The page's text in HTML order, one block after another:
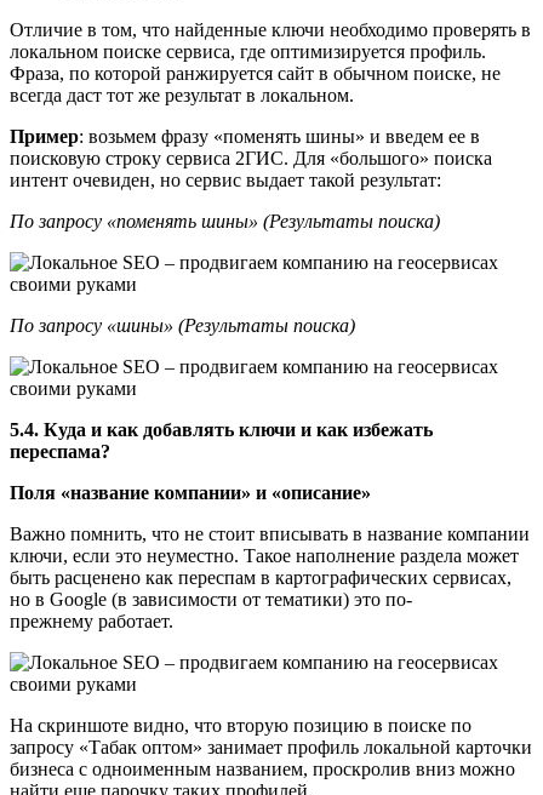
Отличие в том, что найденные ключи необходимо проверять в
локальном поиске сервиса, где оптимизируется профиль.
Фраза, по которой ранжируется сайт в обычном поиске, не
всегда даст тот же результат в локальном.
Пример: возьмем фразу «поменять шины» и введем ее в
поисковую строку сервиса 2ГИС. Для «большого» поиска
интент очевиден, но сервис выдает такой результат:
По запросу «поменять шины» (Результаты поиска)
По запросу «шины» (Результаты поиска)
5.4. Куда и как добавлять ключи и как избежать
переспама?
Поля «название компании» и «описание»
Важно помнить, что не стоит вписывать в название компании
ключи, если это неуместно. Такое наполнение раздела может
быть расценено как переспам в картографических сервисах,
но в Google (в зависимости от тематики) это по-
прежнему работает.
На скриншоте видно, что вторую позицию в поиске по
запросу «Табак оптом» занимает профиль локальной карточки
бизнеса с одноименным названием, проскролив вниз можно
найти еще парочку таких профилей.